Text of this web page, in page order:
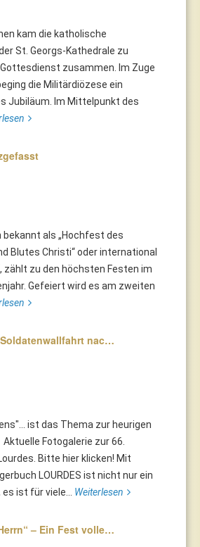
kam die katholische
St. Georgs-Kathedrale zu
zusammen. Im Zuge
die Militärdiözese ein
Jubiläum. Im Mittelpunkt des
bekannt als „Hochfest des
Blutes Christi“ oder international
zählt zu den höchsten Festen im
Gefeiert wird es am zweiten
nac…
ist das Thema zur heurigen
Fotogalerie zur 66.
Bitte hier klicken! Mit
LOURDES ist nicht nur ein
ist für viele... Weiterlesen
– Ein Fest volle…